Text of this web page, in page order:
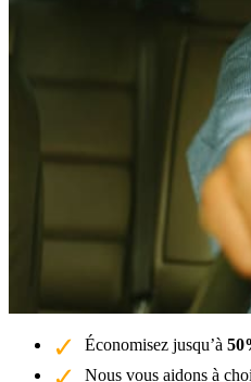
Économisez jusqu’à
Nous vous aidons à